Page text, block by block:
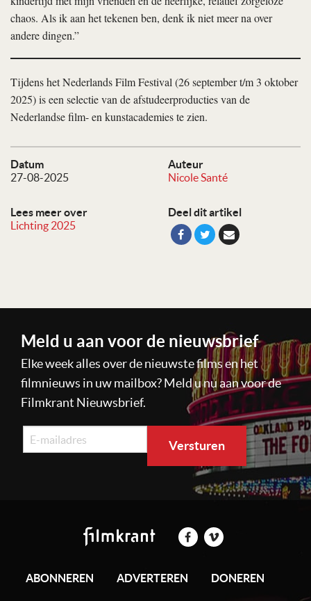
Datum
27-08-2025
Auteur
Nicole Santé
Lees meer over
Lichting 2025
Deel dit artikel
chaos. Als ik aan het tekenen ben, denk ik niet meer na over
andere dingen.”
Tijdens het Nederlands Film Festival (26 september t/m 3 oktober
2025) is een selectie van de afstudeerproducties van de
Nederlandse film- en kunstacademies te zien.
Meld u aan voor de nieuwsbrief
Elke week alles over de nieuwste films en het
filmnieuws in uw mailbox? Meld u nu aan voor de
Filmkrant Nieuwsbrief.
ABONNEREN ADVERTEREN DONEREN